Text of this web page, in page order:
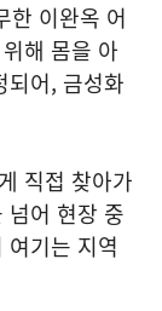
한 이완옥 어
해 몸을 아
되어, 금성화
직접 찾아가
넘어 현장 중
기는 지역